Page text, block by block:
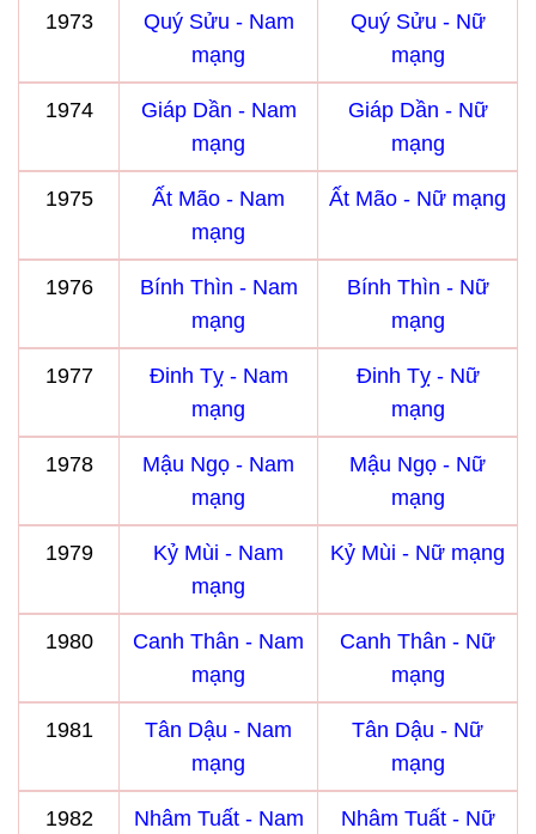
1973
Quý Sửu - Nam
mạng
Quý Sửu - Nữ
mạng
1974
Giáp Dần - Nam
mạng
Giáp Dần - Nữ
mạng
1975
Ất Mão - Nam
mạng
Ất Mão - Nữ mạng
1976
Bính Thìn - Nam
mạng
Bính Thìn - Nữ
mạng
1977
Đinh Tỵ - Nam
mạng
Đinh Tỵ - Nữ
mạng
1978
Mậu Ngọ - Nam
mạng
Mậu Ngọ - Nữ
mạng
1979
Kỷ Mùi - Nam
mạng
Kỷ Mùi - Nữ mạng
1980
Canh Thân - Nam
mạng
Canh Thân - Nữ
mạng
1981
Tân Dậu - Nam
mạng
Tân Dậu - Nữ
mạng
1982
Nhâm Tuất - Nam
Nhâm Tuất - Nữ